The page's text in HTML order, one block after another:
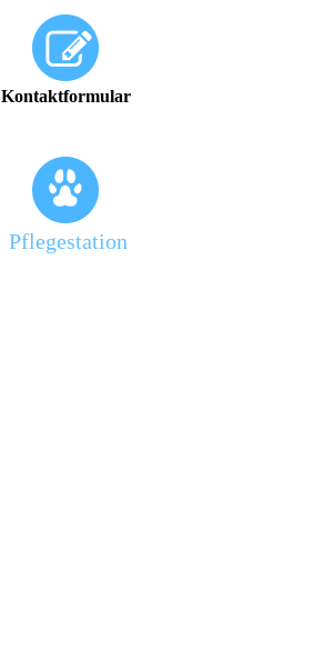
Kontaktformular
Pflegestation